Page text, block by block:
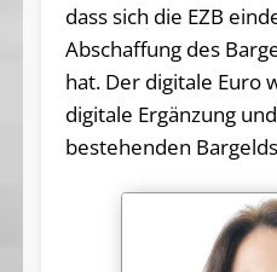
dass sich die EZB
Abschaffung des
hat. Der digitale Euro
digitale Ergänzung
bestehenden